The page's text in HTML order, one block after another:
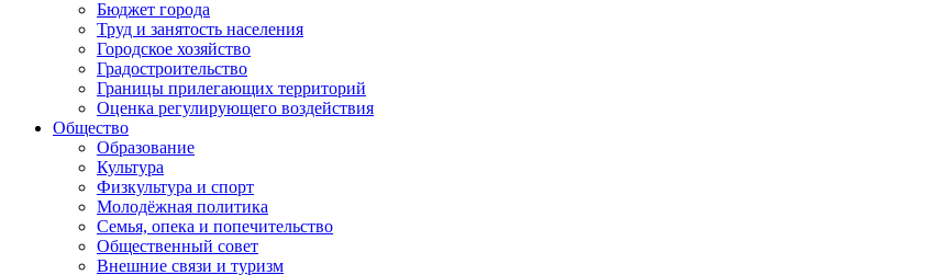
Бюджет города
Труд и занятость населения
Городское хозяйство
Градостроительство
Границы прилегающих территорий
Оценка регулирующего воздействия
Общество
Образование
Культура
Физкультура и спорт
Молодёжная политика
Семья, опека и попечительство
Общественный совет
Внешние связи и туризм